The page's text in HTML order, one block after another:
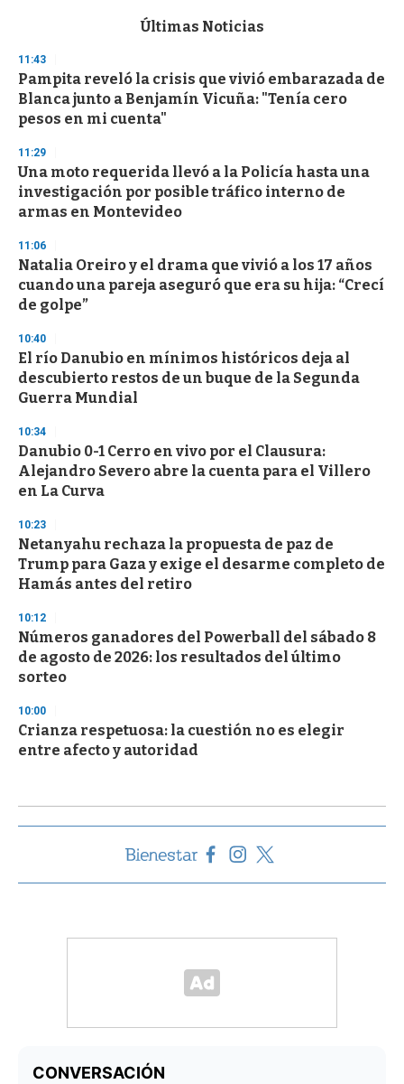
d
s
o
f
3
s
e
c
o
n
Últimas Noticias
11:43
Pampita reveló la crisis que vivió embarazada de
Blanca junto a Benjamín Vicuña: "Tenía cero
pesos en mi cuenta"
11:29
Una moto requerida llevó a la Policía hasta una
investigación por posible tráfico interno de
armas en Montevideo
11:06
Natalia Oreiro y el drama que vivió a los 17 años
cuando una pareja aseguró que era su hija: “Crecí
de golpe”
10:40
El río Danubio en mínimos históricos deja al
descubierto restos de un buque de la Segunda
Guerra Mundial
10:34
Danubio 0-1 Cerro en vivo por el Clausura:
Alejandro Severo abre la cuenta para el Villero
en La Curva
10:23
Netanyahu rechaza la propuesta de paz de
Trump para Gaza y exige el desarme completo de
Hamás antes del retiro
10:12
Números ganadores del Powerball del sábado 8
de agosto de 2026: los resultados del último
sorteo
10:00
Crianza respetuosa: la cuestión no es elegir
entre afecto y autoridad